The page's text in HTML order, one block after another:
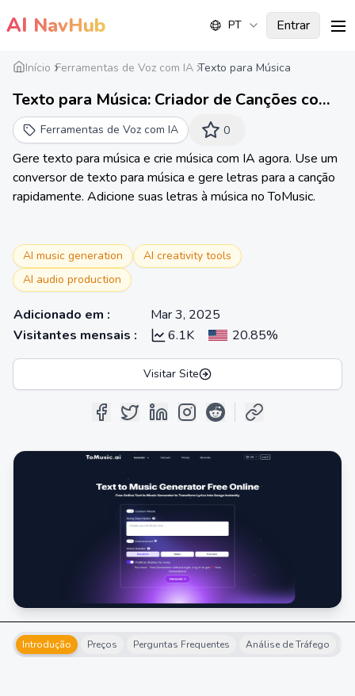
AI NavHub PT Entrar
Início Ferramentas de Voz com IA Texto para Música
Texto para Música: Criador de Canções com
IA e Gerador de Música a partir de Letras
Ferramentas de Voz com IA 0
Gere texto para música e crie música com IA agora. Use um
conversor de texto para música e gere letras para a canção
rapidamente. Adicione suas letras à música no ToMusic.
AI music generation
AI creativity tools
AI audio production
Adicionado em :
Mar 3, 2025
Visitantes mensais : 6.1K 20.85%
Visitar Site
Introdução Preços Perguntas Frequentes Análise de Tráfego